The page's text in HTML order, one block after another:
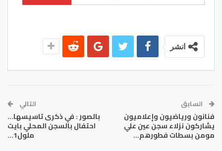
انشر
السابق
فنانون ورياضيون وإعلاميون
يشاركون نزلاء سجن عين علي
مومن بسطات فطورهم…
التالي
بالصور : في ذكرى تاسيسها…
احتفال بالسجن المحلي بايت
ملول1…